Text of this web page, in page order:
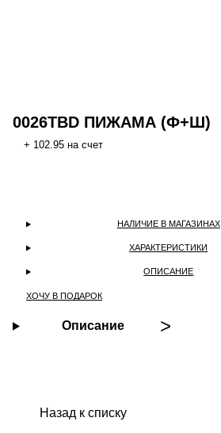
0026TBD ПИЖАМА (Ф+Ш)
+ 102.95 на счет
НАЛИЧИЕ В МАГАЗИНАХ
ХАРАКТЕРИСТИКИ
ОПИСАНИЕ
ХОЧУ В ПОДАРОК
Описание
Назад к списку